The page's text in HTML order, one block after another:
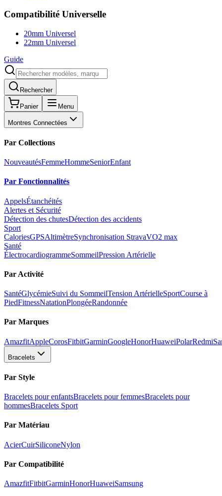
Compatibilité Universelle
20mm Universel
22mm Universel
Guide
Rechercher
Panier Menu
Montres Connectées
Par Collections
NouveautésFemmeHommeSeniorEnfant
Par Fonctionnalités
AppelsÉtanchéités
Alertes et Sécurité
Détection des chutesDétection des accidents
Sport
CaloriesGPSAltimètreSynchronisation StravaVO2 max
Santé
ÉlectrocardiogrammeSommeilPression Artérielle
Par Activité
SantéGlycémieSuivi du SommeilTension ArtérielleSportCourse à
PiedFitnessNatationPlongéeRandonnée
Par Marques
AmazfitAppleCorosFitbitGarminGoogleHonorHuaweiPolarRedmi
Bracelets
Par Style
Bracelets pour enfantsBracelets pour femmesBracelets pour
hommesBracelets Sport
Par Matériau
AcierCuirSiliconeNylon
Par Compatibilité
AmazfitFitbitGarminHonorHuaweiSamsung